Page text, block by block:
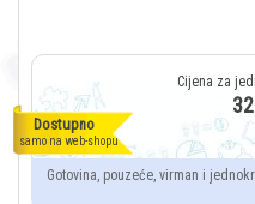
Dostupno
samo na web-shopu
Gotovina, pouzeće, virman i